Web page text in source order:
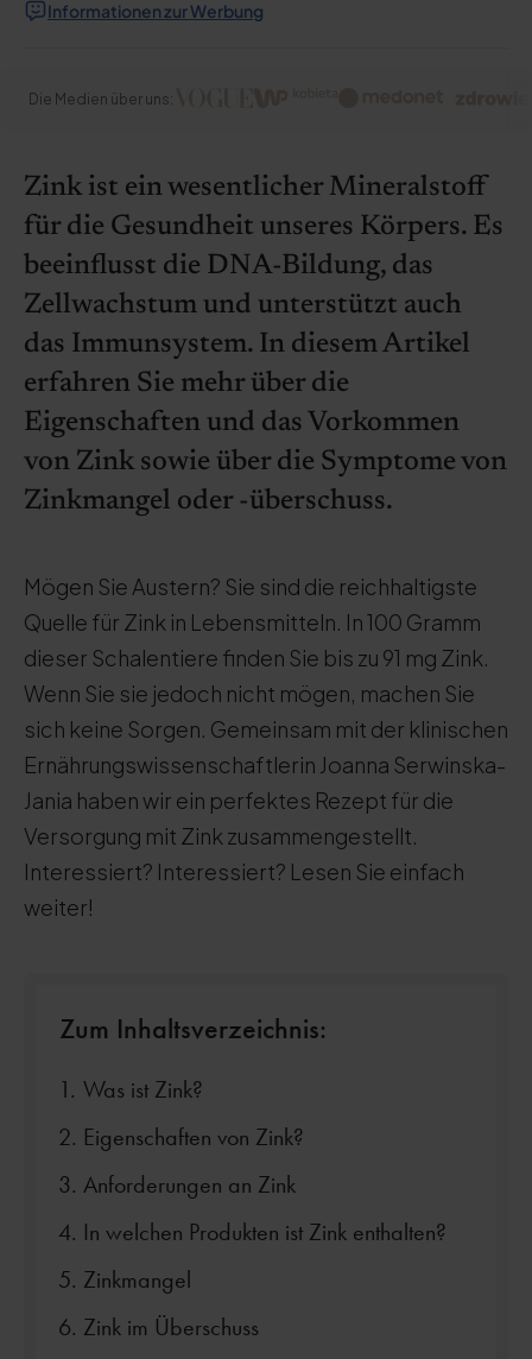
Informationen zur Werbung
Die Medien über uns:
Zink ist ein wesentlicher Mineralstoff
für die Gesundheit unseres Körpers. Es
beeinflusst die DNA-Bildung, das
Zellwachstum und unterstützt auch
das Immunsystem. In diesem Artikel
erfahren Sie mehr über die
Eigenschaften und das Vorkommen
von Zink sowie über die Symptome von
Zinkmangel oder -überschuss.
Mögen Sie Austern? Sie sind die reichhaltigste
Quelle für Zink in Lebensmitteln. In 100 Gramm
dieser Schalentiere finden Sie bis zu 91 mg Zink.
Wenn Sie sie jedoch nicht mögen, machen Sie
sich keine Sorgen. Gemeinsam mit der klinischen
Ernährungswissenschaftlerin Joanna Serwinska-
Jania haben wir ein perfektes Rezept für die
Versorgung mit Zink zusammengestellt.
Interessiert? Interessiert? Lesen Sie einfach
weiter!
Zum Inhaltsverzeichnis:
Was ist Zink?
Eigenschaften von Zink?
Anforderungen an Zink
In welchen Produkten ist Zink enthalten?
Zinkmangel
Zink im Überschuss